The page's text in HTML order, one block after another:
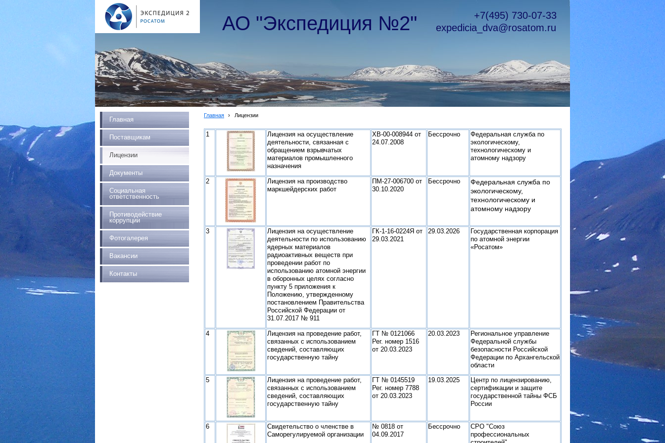
АО "Экспедиция №2"
+7(495) 730-07-33
expedicia_dva@rosatom.ru
Главная
Поставщикам
Лицензии
Документы
Социальная
ответственность
Противодействие
коррупции
Фотогалерея
Вакансии
Контакты
Главная › Лицензии
1
Лицензия на осуществление
деятельности, связанная с
обращением взрывчатых
материалов промышленного
назначения
ХВ-00-008944 от
24.07.2008
Бессрочно
Федеральная служба по
экологическому,
технологическому и
атомному надзору
2
Лицензия на производство
маркшейдерских работ
ПМ-27-006700 от
30.10.2020
Бессрочно
Федеральная служба по
экологическому,
технологическому и
атомному надзору
3
Лицензия на осуществление
деятельности по использованию
ядерных материалов
радиоактивных веществ при
проведении работ по
использованию атомной энергии
в оборонных целях согласно
пункту 5 приложения к
Положению, утвержденному
постановлением Правительства
Российской Федерации от
31.07.2017 № 911
ГК-1-16-0224Я от
29.03.2021
29.03.2026
Государственная корпорация
по атомной энергии
«Росатом»
4
Лицензия на проведение работ,
связанных с использованием
сведений, составляющих
государственную тайну
ГТ № 0121066
Рег. номер 1516
от 20.03.2023
20.03.2023
Региональное управление
Федеральной службы
безопасности Российской
Федерации по Архангельской
области
5
Лицензия на проведение работ,
связанных с использованием
сведений, составляющих
государственную тайну
ГТ № 0145519
Рег. номер 7788
от 20.03.2023
19.03.2025
Центр по лицензированию,
сертификации и защите
государственной тайны ФСБ
России
6
Свидетельство о членстве в
Саморегулируемой организации
№ 0818 от
04.09.2017
Бессрочно
СРО "Союз
профессиональных